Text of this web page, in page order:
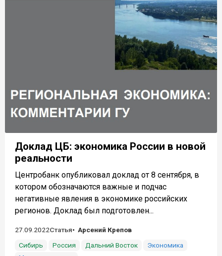
Доклад ЦБ: экономика России в новой
реальности
Центробанк опубликовал доклад от 8 сентября, в
котором обозначаются важные и подчас
негативные явления в экономике российских
регионов. Доклад был подготовлен...
27.09.2022Статья
Арсений Крепов
Сибирь
Россия Дальний Восток
Экономика